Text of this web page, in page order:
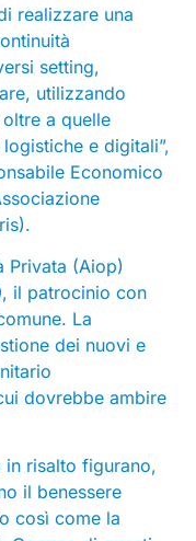
realizzare una
setting,
utilizzando
a quelle
e digitali”,
Economico
Privata (Aiop)
il patrocinio con
La
dei nuovi e
dovrebbe ambire
in risalto figurano,
il benessere
così come la